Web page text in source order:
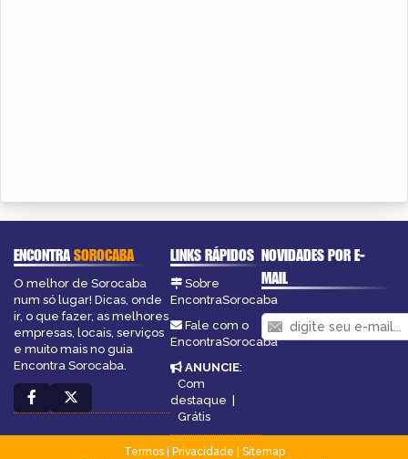
ENCONTRASOROCABA
O melhor de Sorocaba
num só lugar! Dicas, onde
ir, o que fazer, as melhores
empresas, locais, serviços
e muito mais no guia
Encontra Sorocaba.
LINKS RÁPIDOS
Sobre
EncontraSorocaba
Fale com o
EncontraSorocaba
ANUNCIE:
Com
destaque |
Grátis
NOVIDADES POR E-
MAIL
Termos| Privacidade
Sitemap